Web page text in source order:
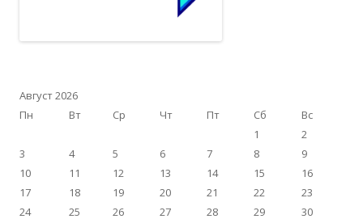
Август 2026
Пн
Вт Ср Чт Пт Сб
Вс
1
2
3
4 5 6 7 8
9
10
11 12 13 14 15
16
17
18 19 20 21 22
23
24
25 26 27 28 29
30